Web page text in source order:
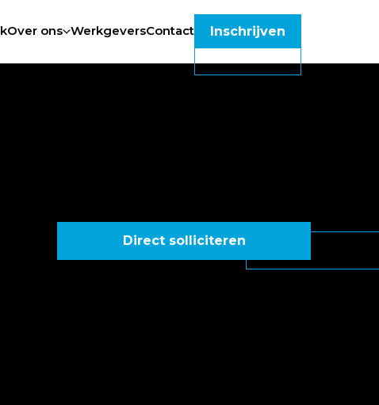
Over ons WerkgeversContact Inschrijven
Direct solliciteren